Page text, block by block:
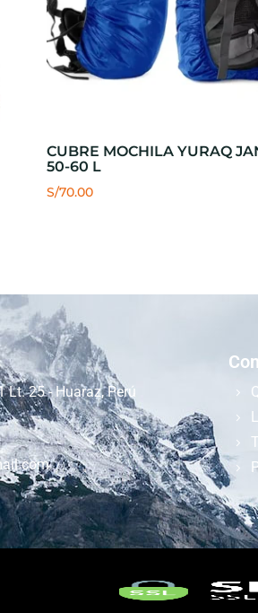
CUBRE MOCHILA YURAQ
50-60 L
S/70.00
Lt. 25 - Huaraz, Perú